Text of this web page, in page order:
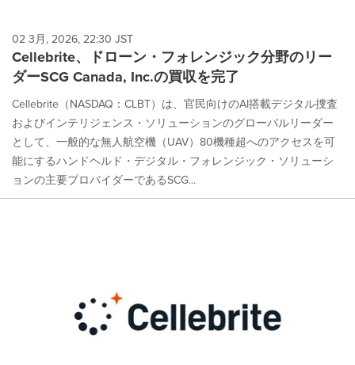
02 3月, 2026, 22:30 JST
Cellebrite、ドローン・フォレンジック分野のリー
ダーSCG Canada, Inc.の買収を完了
Cellebrite（NASDAQ：CLBT）は、官民向けのAI搭載デジタル捜査
およびインテリジェンス・ソリューションのグローバルリーダー
として、一般的な無人航空機（UAV）80機種超へのアクセスを可
能にするハンドヘルド・デジタル・フォレンジック・ソリューシ
ョンの主要プロバイダーであるSCG...